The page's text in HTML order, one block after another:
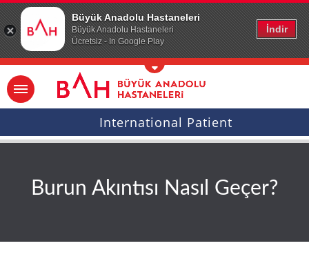
Büyük Anadolu Hastaneleri
Büyük Anadolu Hastaneleri
Ücretsiz - In Google Play
İndir
Ana icerige atla
International Patient
Burun Akıntısı Nasıl Geçer?